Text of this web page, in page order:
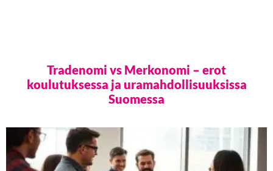
Tradenomi vs Merkonomi – erot
koulutuksessa ja uramahdollisuuksissa
Suomessa